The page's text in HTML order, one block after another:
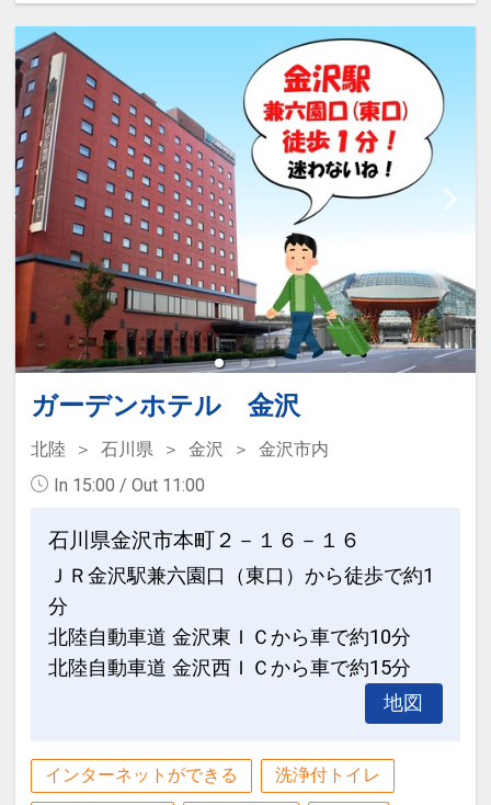
○画像はイメージです。
設定期間：2026年4月1日～2027年3月
31日
インターネットコース番号：DP-2-
200000038886
ガーデンホテル 金沢
北陸 石川県 金沢
金沢市内
In 15:00 / Out 11:00
石川県金沢市本町２－１６－１６
ＪＲ金沢駅兼六園口（東口）から徒歩で約1
分
北陸自動車道 金沢東ＩＣから車で約10分
北陸自動車道 金沢西ＩＣから車で約15分
地図
インターネットができる 洗浄付トイレ